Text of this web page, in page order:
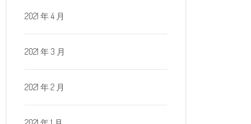
2021 年 4 月
2021 年 3 月
2021 年 2 月